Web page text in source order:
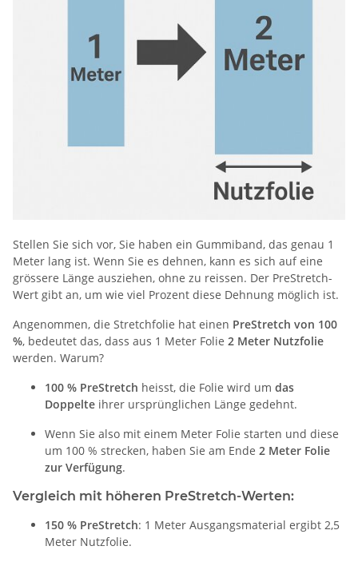
Stellen Sie sich vor, Sie haben ein Gummiband, das genau 1
Meter lang ist. Wenn Sie es dehnen, kann es sich auf eine
grössere Länge ausziehen, ohne zu reissen. Der PreStretch-
Wert gibt an, um wie viel Prozent diese Dehnung möglich ist.
Angenommen, die Stretchfolie hat einen PreStretch von 100
%, bedeutet das, dass aus 1 Meter Folie 2 Meter Nutzfolie
werden. Warum?
100 % PreStretch heisst, die Folie wird um das
Doppelte ihrer ursprünglichen Länge gedehnt.
Wenn Sie also mit einem Meter Folie starten und diese
um 100 % strecken, haben Sie am Ende 2 Meter Folie
zur Verfügung.
Vergleich mit höheren PreStretch-Werten:
150 % PreStretch: 1 Meter Ausgangsmaterial ergibt 2,5
Meter Nutzfolie.